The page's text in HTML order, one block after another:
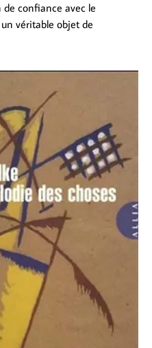
confiance avec le
véritable objet de